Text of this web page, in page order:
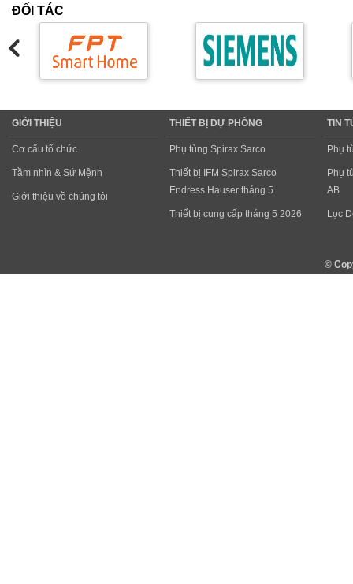
ĐỐI TÁC
GIỚI THIỆU
Cơ cấu tổ chức
Tầm nhìn & Sứ Mệnh
Giới thiệu về chúng tôi
THIẾT BỊ DỰ PHÒNG
Phụ tùng Spirax Sarco
Thiết bị IFM Spirax Sarco
Endress Hauser tháng 5
Thiết bị cung cấp tháng 5 2026
TIN
Phụ
Phụ
AB
Lọc
©